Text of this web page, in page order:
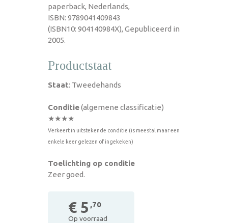
paperback, Nederlands,
ISBN: 9789041409843
(ISBN10: 904140984X), Gepubliceerd in
2005.
Productstaat
Staat: Tweedehands
Conditie(algemene classificatie)
★★★★
Verkeert in uitstekende conditie (is meestal maar een
enkele keer gelezen of ingekeken)
Toelichting op conditie
Zeer goed.
€ 5 ,70
Op voorraad